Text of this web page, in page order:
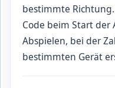
bestimmte
Code beim Start der
Abspielen, bei der
bestimmten Gerät